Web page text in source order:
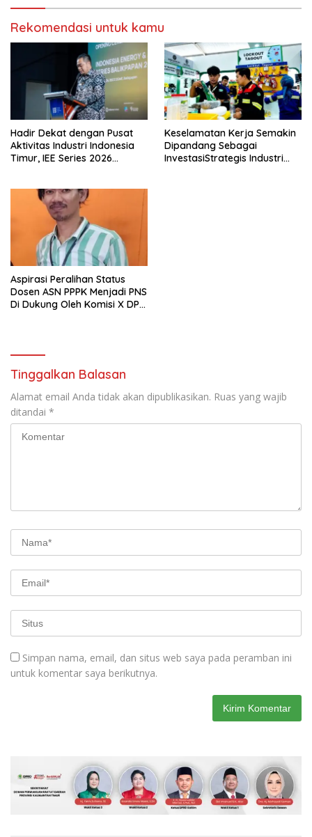
Rekomendasi untuk kamu
Hadir Dekat dengan Pusat
Aktivitas Industri Indonesia
Timur, IEE Series 2026
Keselamatan Kerja Semakin
Dipandang Sebagai
InvestasiStrategis Industri
Aspirasi Peralihan Status
Dosen ASN PPPK Menjadi PNS
Di Dukung Oleh Komisi X DPR
Tinggalkan Balasan
Alamat email Anda tidak akan dipublikasikan. Ruas yang wajib
ditandai *
Simpan nama, email, dan situs web saya pada peramban ini
untuk komentar saya berikutnya.